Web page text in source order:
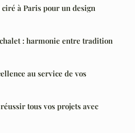
à Paris pour un design
: harmonie entre tradition
au service de vos
tous vos projets avec